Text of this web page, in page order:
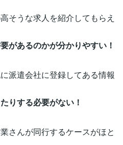
そうな求人を紹介してもらえ
あるのかが分かりやすい！
派遣会社に登録してある情報
りする必要がない！
さんが同行するケースがほと